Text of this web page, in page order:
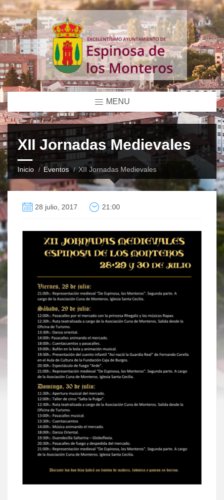
MENU
XII Jornadas Medievales
Inicio Eventos XII Jornadas Medievales
28 julio, 2017 21:00